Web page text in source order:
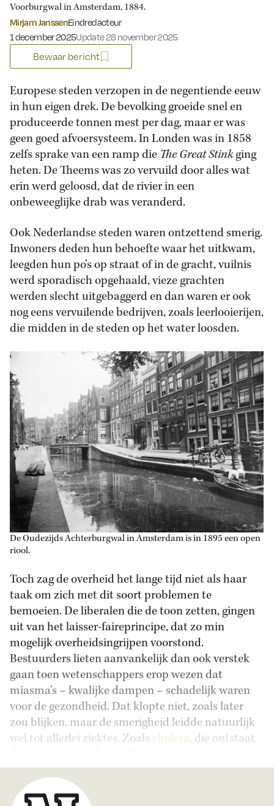
Voorburgwal in Amsterdam, 1884.
Mirjam JanssenEindredacteur
Gepubliceerd op:
1 december 2025Update 28 november 2025
Bewaar bericht
Europese steden verzopen in de negentiende eeuw
in hun eigen drek. De bevolking groeide snel en
produceerde tonnen mest per dag, maar er was
geen goed afvoersysteem. In Londen was in 1858
zelfs sprake van een ramp die The Great Stinkging
heten. De Theems was zo vervuild door alles wat
erin werd geloosd, dat de rivier in een
onbeweeglijke drab was veranderd.
Ook Nederlandse steden waren ontzettend smerig.
Inwoners deden hun behoefte waar het uitkwam,
leegden hun po’s op straat of in de gracht, vuilnis
werd sporadisch opgehaald, vieze grachten
werden slecht uitgebaggerd en dan waren er ook
nog eens vervuilende bedrijven, zoals leerlooierijen,
die midden in de steden op het water loosden.
De Oudezijds Achterburgwal in Amsterdam is in 1895 een open
riool.
Toch zag de overheid het lange tijd niet als haar
taak om zich met dit soort problemen te
bemoeien. De liberalen die de toon zetten, gingen
uit van het laisser-faireprincipe, dat zo min
mogelijk overheidsingrijpen voorstond.
Bestuurders lieten aanvankelijk dan ook verstek
gaan toen wetenschappers erop wezen dat
miasma’s – kwalijke dampen – schadelijk waren
voor de gezondheid. Dat klopte niet, zoals later
zou blijken, maar de smerigheid leidde natuurlijk
wel tot allerlei ziektes. Zoals cholera, die ontstaat